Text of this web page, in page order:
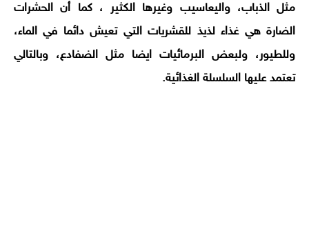
مثل الذباب، واليعاسيب وغيرها الكثير ، كما أن الحشرات
الضارة هي غذاء لذيذ للقشريات التي تعيش دائما في الماء،
وللطيور، ولبعض البرمائيات ايضا مثل الضفادع، وبالتالي
تعتمد عليها السلسلة الغذائية.